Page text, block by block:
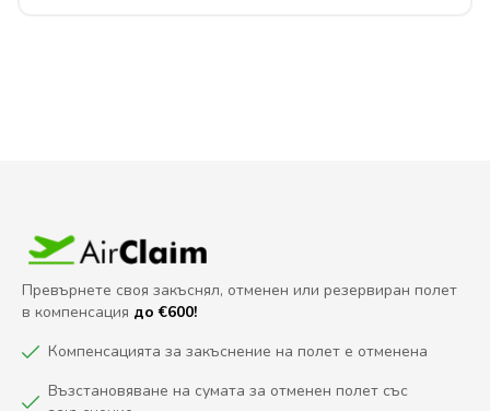
Превърнете своя закъснял, отменен или резервиран полет
в компенсация до €600!
Компенсацията за закъснение на полет е отменена
Възстановяване на сумата за отменен полет със